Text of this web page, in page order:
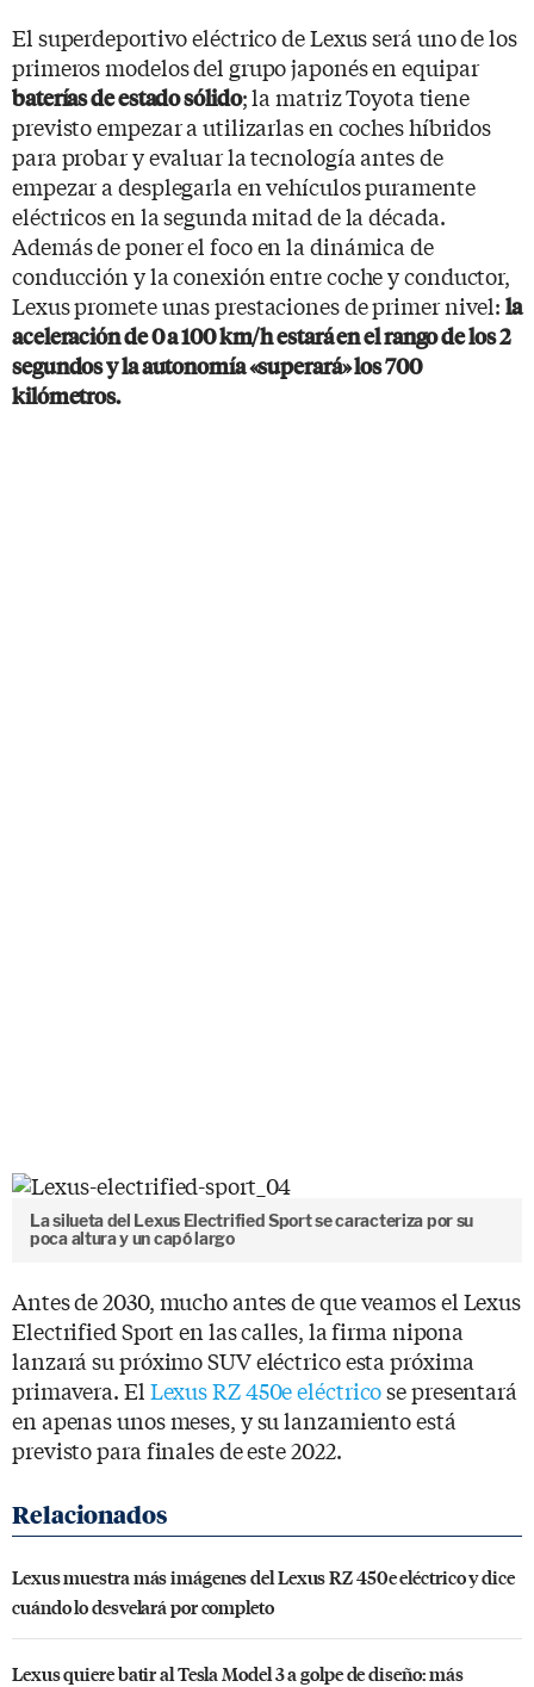
El superdeportivo eléctrico de Lexus será uno de los
primeros modelos del grupo japonés en equipar
baterías de estado sólido; la matriz Toyota tiene
previsto empezar a utilizarlas en coches híbridos
para probar y evaluar la tecnología antes de
empezar a desplegarla en vehículos puramente
eléctricos en la segunda mitad de la década.
Además de poner el foco en la dinámica de
conducción y la conexión entre coche y conductor,
Lexus promete unas prestaciones de primer nivel:la
aceleración de 0 a 100 km/h estará en el rango de los 2
segundos y la autonomía «superará» los 700
kilómetros.
La silueta del Lexus Electrified Sport se caracteriza por su
poca altura y un capó largo
Antes de 2030, mucho antes de que veamos el Lexus
Electrified Sport en las calles, la firma nipona
lanzará su próximo SUV eléctrico esta próxima
primavera. El Lexus RZ 450e eléctricose presentará
en apenas unos meses, y su lanzamiento está
previsto para finales de este 2022.
Lexus muestra más imágenes del Lexus RZ 450e eléctrico y dice
cuándo lo desvelará por completo
Lexus quiere batir al Tesla Model 3 a golpe de diseño: más